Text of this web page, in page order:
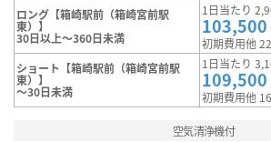
ロング【箱崎駅前（箱崎宮前駅
東）】
30日以上～360日未満
1日当たり
103,500
初期費用他
ショート【箱崎駅前（箱崎宮前駅
東）】
～30日未満
1日当たり
109,500
初期費用他
空気清浄機付